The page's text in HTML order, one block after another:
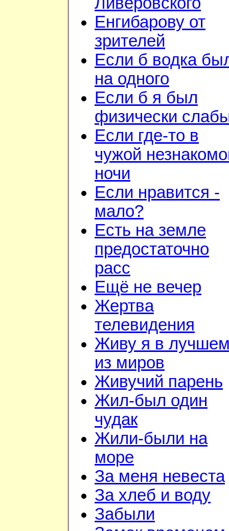
Енгибарову от
зрителей
Если б водка
на одного
Если б я был
физически
Если где-то в
чужой
ночи
Если нравится -
мало?
Есть на земле
предостаточно
расс
Ещё не вечер
Жертва
телевидения
Живу я в
из миров
Живучий парень
Жил-был один
чудак
Жили-были на
море
За меня невеста
За хлеб и воду
Забыли